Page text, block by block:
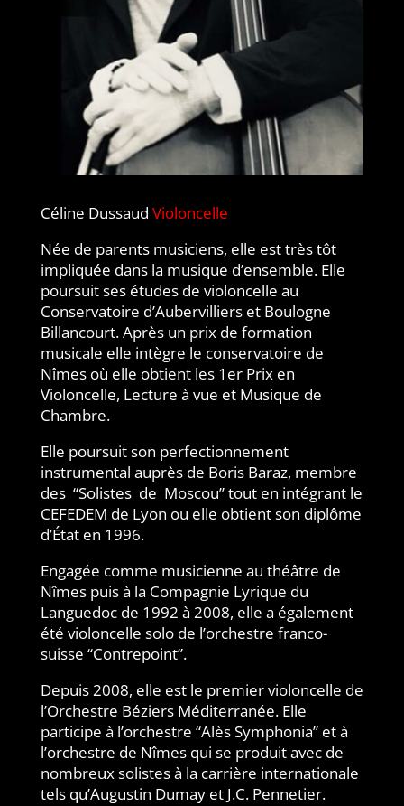
Céline Dussaud Violoncelle
Née de parents musiciens, elle est très tôt
impliquée dans la musique d’ensemble. Elle
poursuit ses études de violoncelle au
Conservatoire d’Aubervilliers et Boulogne
Billancourt. Après un prix de formation
musicale elle intègre le conservatoire de
Nîmes où elle obtient les 1er Prix en
Violoncelle, Lecture à vue et Musique de
Chambre.
Elle poursuit son perfectionnement
instrumental auprès de Boris Baraz, membre
des “Solistes de Moscou” tout en intégrant le
CEFEDEM de Lyon ou elle obtient son diplôme
d’État en 1996.
Engagée comme musicienne au théâtre de
Nîmes puis à la Compagnie Lyrique du
Languedoc de 1992 à 2008, elle a également
été violoncelle solo de l’orchestre franco-
suisse “Contrepoint”.
Depuis 2008, elle est le premier violoncelle de
l’Orchestre Béziers Méditerranée. Elle
participe à l’orchestre “Alès Symphonia” et à
l’orchestre de Nîmes qui se produit avec de
nombreux solistes à la carrière internationale
tels qu’Augustin Dumay et J.C. Pennetier.